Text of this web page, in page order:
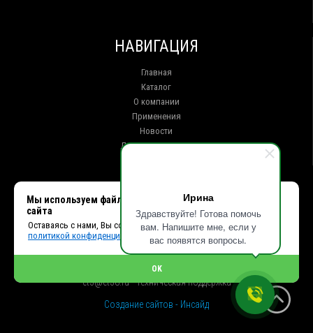
Ирина
Здравствуйте! Готова помочь
вам. Напишите мне, если у
вас появятся вопросы.
НАВИГАЦИЯ
Главная
Каталог
О компании
Применения
Новости
Доставка и оплата
г. Иркутск ул. Клары Цеткин, 16, офис 15
+7 (914) 010-76-83, 8 (3952) 93-27-93 - Отдел продаж
+7 (950) 075-85-99 - Техническая поддержка
info@et38.ru - Общая почта
et2@et38.ru - Отдел продаж
et3@et38.ru - Техническая поддержка
Создание сайтов - Инсайд
Мы используем файлы cookie, чтобы улучшить работу
сайта
Оставаясь с нами, Вы соглашаетесь с использованием cookies и
политикой конфиденциальности.
OK